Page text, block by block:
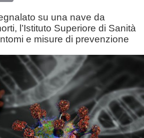
su una nave da
l’Istituto Superiore di Sanità
e misure di prevenzione